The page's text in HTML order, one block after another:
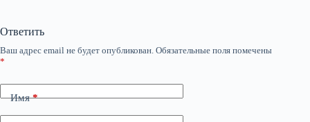
Ответить
Ваш адрес email не будет опубликован. Обязательные поля помечены
*
Имя*